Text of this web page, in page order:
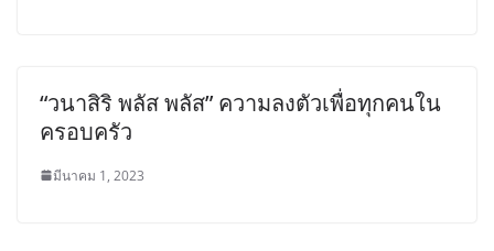
“วนาสิริ พลัส พลัส” ความลงตัวเพื่อทุกคนใน
ครอบครัว
มีนาคม 1, 2023